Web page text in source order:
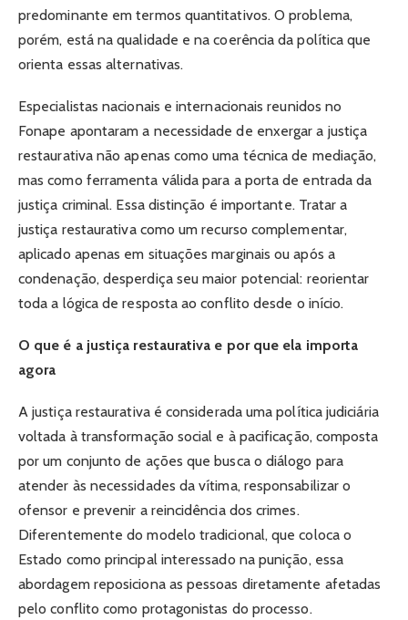
predominante em termos quantitativos. O problema,
porém, está na qualidade e na coerência da política que
orienta essas alternativas.
Especialistas nacionais e internacionais reunidos no
Fonape apontaram a necessidade de enxergar a justiça
restaurativa não apenas como uma técnica de mediação,
mas como ferramenta válida para a porta de entrada da
justiça criminal. Essa distinção é importante. Tratar a
justiça restaurativa como um recurso complementar,
aplicado apenas em situações marginais ou após a
condenação, desperdiça seu maior potencial: reorientar
toda a lógica de resposta ao conflito desde o início.
O que é a justiça restaurativa e por que ela importa
agora
A justiça restaurativa é considerada uma política judiciária
voltada à transformação social e à pacificação, composta
por um conjunto de ações que busca o diálogo para
atender às necessidades da vítima, responsabilizar o
ofensor e prevenir a reincidência dos crimes.
Diferentemente do modelo tradicional, que coloca o
Estado como principal interessado na punição, essa
abordagem reposiciona as pessoas diretamente afetadas
pelo conflito como protagonistas do processo.